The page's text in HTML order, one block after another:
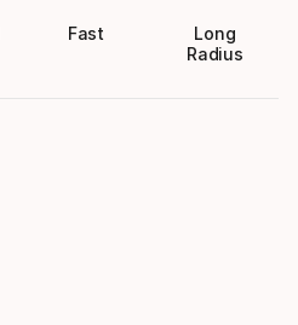
Fast
Long
Radius